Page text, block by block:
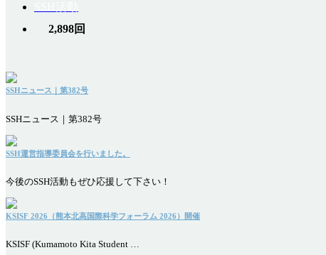
2,898回
SSHニュース｜第382号
SSHニュース｜第382号
SSH運営指導委員会を行いました。
今後のSSH活動もぜひ応援して下さい！
KSISF 2026（熊本北高国際科学フォーラム 2026）開催
KSISF (Kumamoto Kita Student …